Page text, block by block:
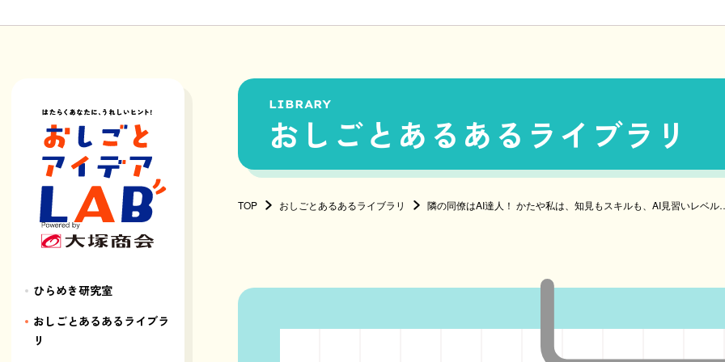
ひらめき研究室
おしごとあるあるライブラ
リ
LIBRARY
おしごとあるあるライブラリ
TOP おしごとあるあるライブラリ 隣の同僚はAI達人！ かたや私は、知見もスキルも、AI見習いレベ